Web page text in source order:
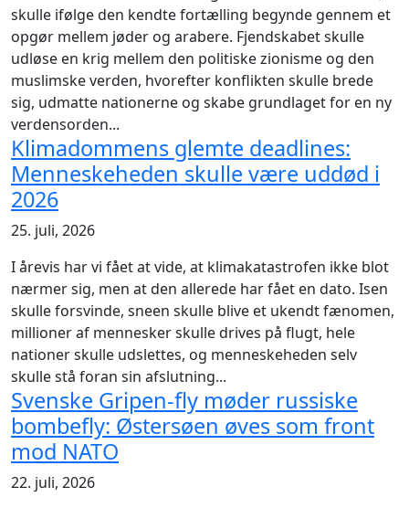
skulle ifølge den kendte fortælling begynde gennem et
opgør mellem jøder og arabere. Fjendskabet skulle
udløse en krig mellem den politiske zionisme og den
muslimske verden, hvorefter konflikten skulle brede
sig, udmatte nationerne og skabe grundlaget for en ny
verdensorden...
Klimadommens glemte deadlines:
Menneskeheden skulle være uddød i
2026
25. juli, 2026
I årevis har vi fået at vide, at klimakatastrofen ikke blot
nærmer sig, men at den allerede har fået en dato. Isen
skulle forsvinde, sneen skulle blive et ukendt fænomen,
millioner af mennesker skulle drives på flugt, hele
nationer skulle udslettes, og menneskeheden selv
skulle stå foran sin afslutning...
Svenske Gripen-fly møder russiske
bombefly: Østersøen øves som front
mod NATO
22. juli, 2026